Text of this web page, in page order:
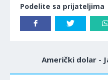
Podelite sa prijateljima
Američki dolar -